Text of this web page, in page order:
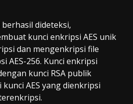
dideteksi,
kunci enkripsi AES unik
dan mengenkripsi file
AES-256. Kunci enkripsi
kunci RSA publik
AES yang dienkripsi